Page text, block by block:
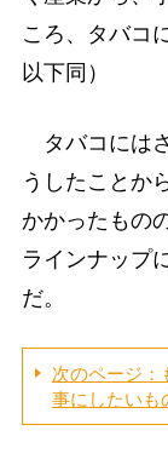
ころ、タバコ
以下同）
タバコには
うしたことか
かかったもの
ラインナップ
だ。
次のページ：
事にしたいも